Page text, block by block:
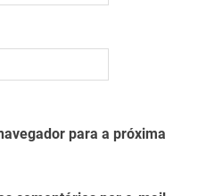
para a próxima